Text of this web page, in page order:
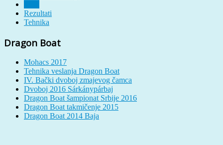
Rezultati
Tehnika
Dragon Boat
Mohacs 2017
Tehnika veslanja Dragon Boat
IV. Bački dvoboj zmajevog čamca
Dvoboj 2016 Sárkánypárbaj
Dragon Boat šampionat Srbije 2016
Dragon Boat takmičenje 2015
Dragon Boat 2014 Baja